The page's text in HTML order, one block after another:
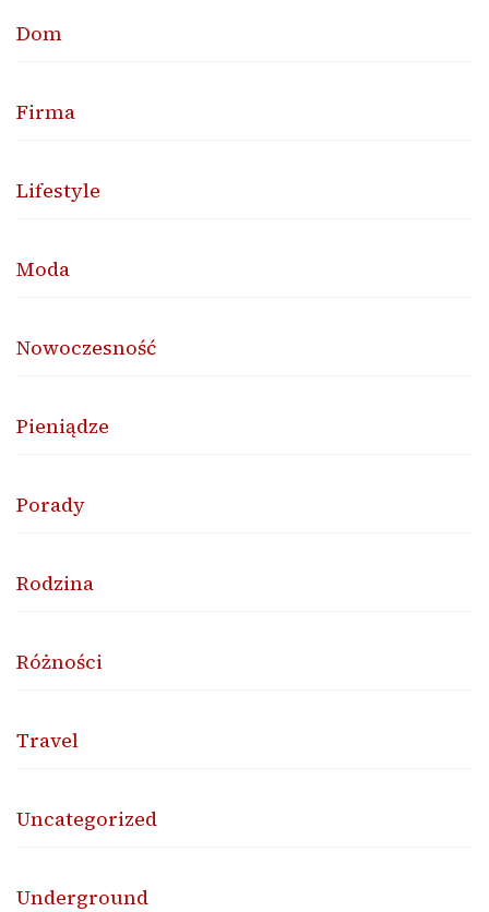
Dom
Firma
Lifestyle
Moda
Nowoczesność
Pieniądze
Porady
Rodzina
Różności
Travel
Uncategorized
Underground